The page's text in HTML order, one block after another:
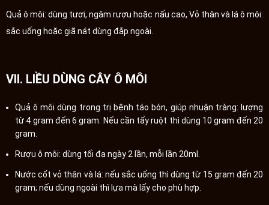
Quả ô môi: dùng tươi, ngâm rượu hoặc nấu cao, Vỏ thân và lá ô môi:
sắc uống hoặc giã nát dùng đắp ngoài.
VII. LIỀU DÙNG CÂY Ô MÔI
Quả ô môi dùng trong trị bệnh táo bón, giúp nhuận tràng: lượng
từ 4 gram đến 6 gram. Nếu cần tẩy ruột thì dùng 10 gram đến 20
gram.
Rượu ô môi: dùng tối đa ngày 2 lần, mỗi lần 20ml.
Nước cốt vỏ thân và lá: nếu sắc uống thì dùng từ 15 gram đến 20
gram; nếu dùng ngoài thì lựa mà lấy cho phù hợp.